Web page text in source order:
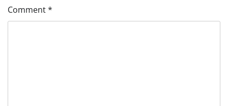
Comment*